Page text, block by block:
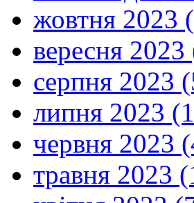
жовтня 2023
вересня 2023
серпня 2023
липня 2023
червня 2023
травня 2023